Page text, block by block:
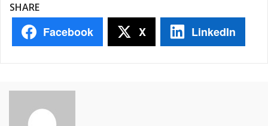
SHARE
Facebook X LinkedIn